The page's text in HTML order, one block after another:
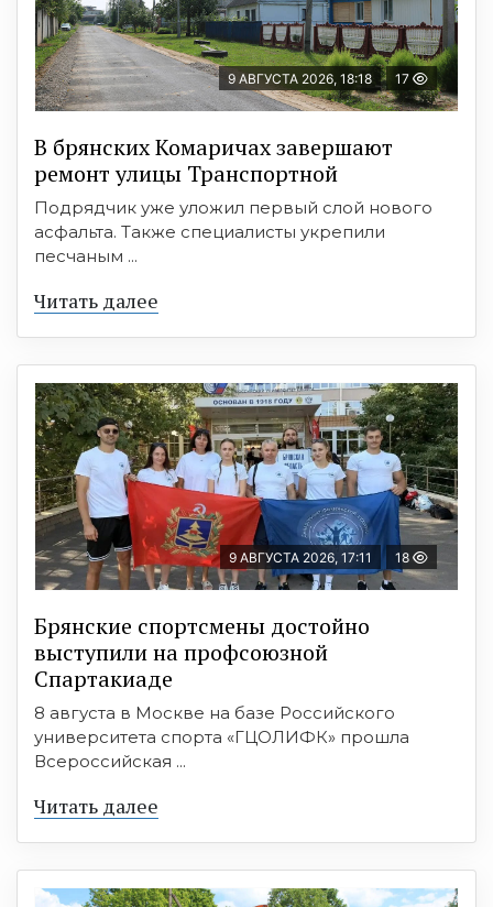
9 АВГУСТА 2026, 18:18 17
В брянских Комаричах завершают
ремонт улицы Транспортной
Подрядчик уже уложил первый слой нового
асфальта. Также специалисты укрепили
песчаным ...
Читать далее
9 АВГУСТА 2026, 17:11 18
Брянские спортсмены достойно
выступили на профсоюзной
Спартакиаде
8 августа в Москве на базе Российского
университета спорта «ГЦОЛИФК» прошла
Всероссийская ...
Читать далее